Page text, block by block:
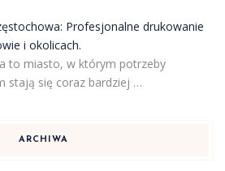
Profesjonalne drukowanie
i okolicach.
to miasto, w którym potrzeby
stają się coraz bardziej …
ARCHIWA